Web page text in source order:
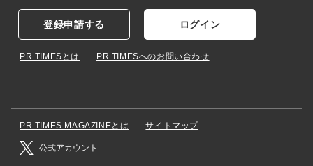
登録申請する ログイン
PR TIMESとは PR TIMESへのお問い合わせ
PR TIMES MAGAZINEとは サイトマップ
公式アカウント